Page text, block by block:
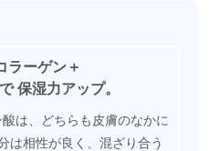
ラーゲン＋
保湿力アップ。
は、どちらも皮膚のなかに
は相性が良く、混ざり合う